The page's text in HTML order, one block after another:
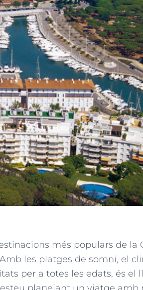
més populars de la
les platges de somni, el
per a totes les edats, és el